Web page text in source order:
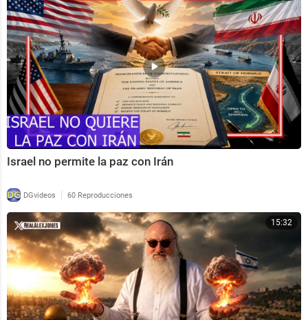
Israel no permite la paz con Irán
DGvideos | 60 Reproducciones
15:32